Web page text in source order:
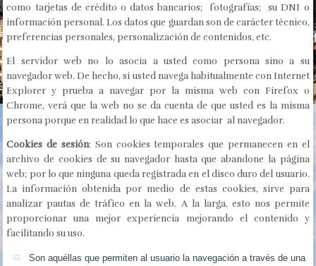
como tarjetas de crédito o datos bancarios; fotografías; su DNI o
información personal. Los datos que guardan son de carácter técnico,
preferencias personales, personalización de contenidos, etc.
El servidor web no lo asocia a usted como persona sino a su
navegador web. De hecho, si usted navega habitualmente con Internet
Explorer y prueba a navegar por la misma web con Firefox o
Chrome, verá que la web no se da cuenta de que usted es la misma
persona porque en realidad lo que hace es asociar al navegador.
Cookies de sesión: Son cookies temporales que permanecen en el
archivo de cookies de su navegador hasta que abandone la página
web; por lo que ninguna queda registrada en el disco duro del usuario.
La información obtenida por medio de estas cookies, sirve para
analizar pautas de tráfico en la web. A la larga, esto nos permite
proporcionar una mejor experiencia mejorando el contenido y
facilitando su uso.
Son aquéllas que permiten al usuario la navegación a través de una